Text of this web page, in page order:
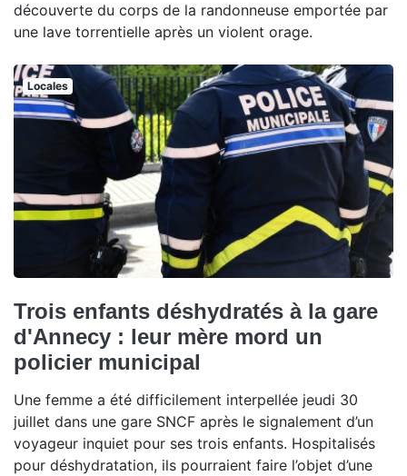
découverte du corps de la randonneuse emportée par
une lave torrentielle après un violent orage.
Locales
Trois enfants déshydratés à la gare
d'Annecy : leur mère mord un
policier municipal
Une femme a été difficilement interpellée jeudi 30
juillet dans une gare SNCF après le signalement d’un
voyageur inquiet pour ses trois enfants. Hospitalisés
pour déshydratation, ils pourraient faire l’objet d’une